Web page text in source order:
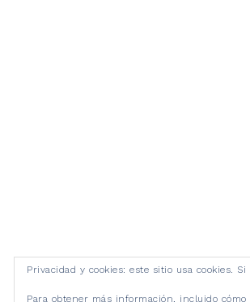
Privacidad y cookies: este sitio usa cookies.
Para obtener más información, incluido